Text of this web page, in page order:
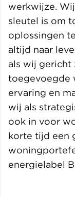
werkwijze.
sleutel is om
oplossingen
altijd naar
als wij gericht
toegevoegde
ervaring en
wij als
ook in voor
korte tijd een
energielabel